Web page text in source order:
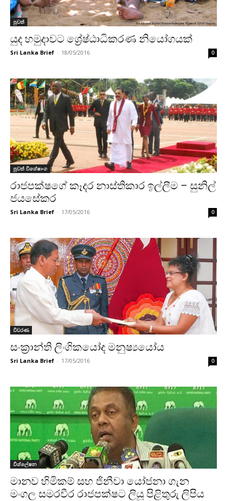
පුවත්
යුද හමුදාවට ශ්‍රේෂ්ඨාධිකරණ නියෝගයක්
Sri Lanka Brief - 18/05/2016 0
පුවත් විශේෂාංග
රාජපක්ෂගේ කෑදර නාස්තිකාර ඉල්ලීම – සුනිල්
ජයසේකර
Sri Lanka Brief - 17/05/2016 0
විවරණ
සංක්‍රාන්ති ලිංගිකයෝද මනුෂ්‍යයෝය
Sri Lanka Brief - 17/05/2016 0
විශ්ලේෂන
මානව හිමිකම් සහ ජිනීවා යෝජනා ගැන
මංගල සමරවීර රාජපක්ෂට ලියූ පිළිතුරු ලිපිය